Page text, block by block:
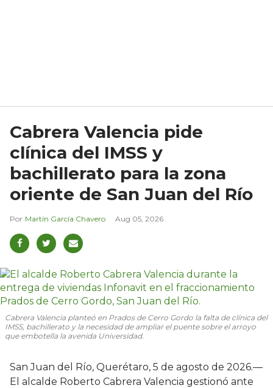
Cabrera Valencia pide
clínica del IMSS y
bachillerato para la zona
oriente de San Juan del Río
Martín García Chavero Aug 05, 2026
Cabrera Valencia planteó en Prados de Cerro Gordo la falta de clínica del
IMSS, bachillerato y la necesidad de ampliar el puente sobre el arroyo
que embotella la avenida Universidad.
San Juan del Río, Querétaro, 5 de agosto de 2026.—
El alcalde Roberto Cabrera Valencia gestionó ante